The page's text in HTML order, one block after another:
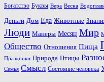
Богатство Буквы Вера Весна
Деньги Дом Еда Животные
Люди Манеры Месяц Мир
Общество Отношения Пища
Праздники Природа Птицы
Семья Смысл Состояние человека